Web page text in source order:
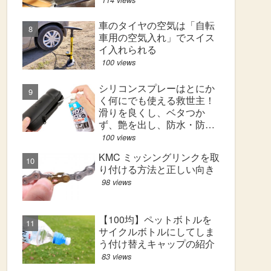
車のタイヤの空気は「自転
車用の空気入れ」でスイス
イ入れられる
100 views
シリコンスプレーはとにか
く何にでも使える救世主！
滑りを良くし、ベタつか
ず、艶を出し、防水・防汚
効果も！
100 views
KMC ミッシングリンクを取
り付ける方法と正しい向き
98 views
【100均】ペットボトルを
サイクルボトルにしてしま
う付け替えキャップの紹介
83 views